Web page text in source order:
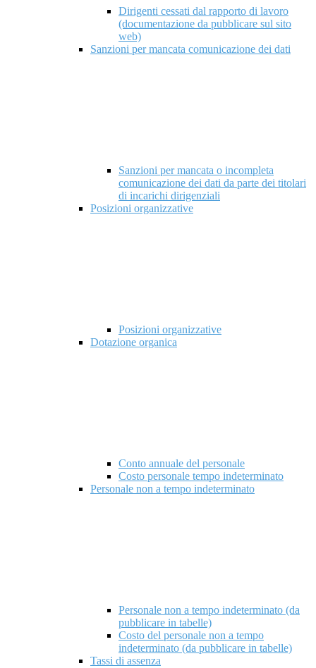
Dirigenti cessati dal rapporto di lavoro
(documentazione da pubblicare sul sito
web)
Sanzioni per mancata comunicazione dei dati
Sanzioni per mancata o incompleta
comunicazione dei dati da parte dei titolari
di incarichi dirigenziali
Posizioni organizzative
Posizioni organizzative
Dotazione organica
Conto annuale del personale
Costo personale tempo indeterminato
Personale non a tempo indeterminato
Personale non a tempo indeterminato (da
pubblicare in tabelle)
Costo del personale non a tempo
indeterminato (da pubblicare in tabelle)
Tassi di assenza